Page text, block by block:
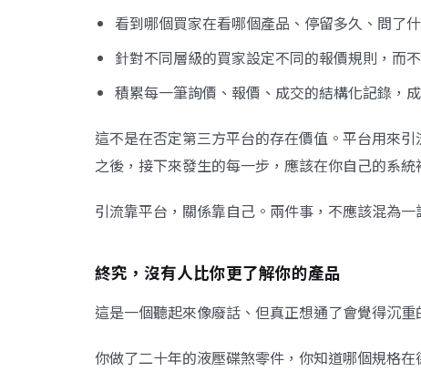
看到哪個買家在看哪個產品、停留多久、問了
針對不同層級的買家設定不同的報價規則，而
積累每一筆詢價、報價、成交的結構化記錄，
這不是在否定第三方平台的存在價值。平台用來
之後，接下來發生的每一步，應該在你自己的系
引流靠平台，關係靠自己。兩件事，不應該混為一
終究，沒有人比你更了解你的產品
這是一個聽起來像廢話、但真正想通了會覺得沉重
你做了二十年的液壓碟煞零件，你知道哪個規格